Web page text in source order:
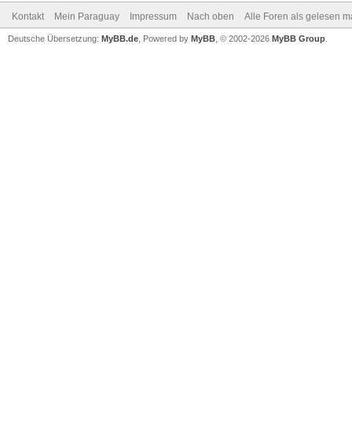
Kontakt Mein Paraguay Impressum Nach oben Alle Foren als gelesen
Deutsche Übersetzung: MyBB.de , Powered by MyBB , © 2002-2026 MyBB Group